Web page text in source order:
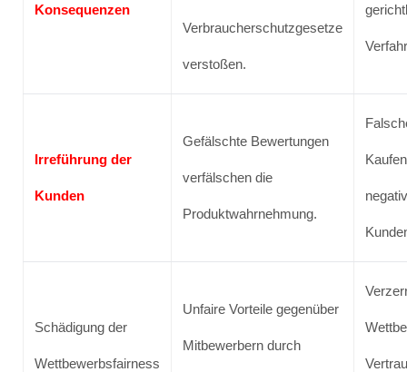
Konsequenzen
Verbraucherschutzgesetze
verstoßen.
Irreführung der
Kunden
Gefälschte Bewertungen
verfälschen die
Produktwahrnehmung.
Schädigung der
Wettbewerbsfairness
Unfaire Vorteile gegenüber
Mitbewerbern durch